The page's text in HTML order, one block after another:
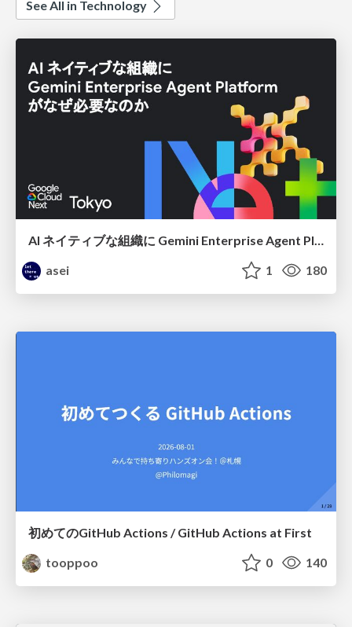
See All in Technology
asei
1 180
初めてのGitHub Actions / GitHub Actions at First
tooppoo
0 140